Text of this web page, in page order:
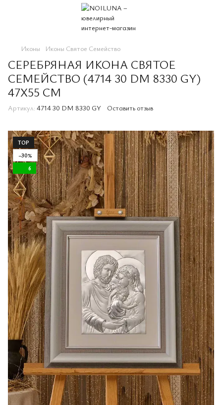
Иконы Иконы Святое Семейство
СЕРЕБРЯНАЯ ИКОНА СВЯТОЕ
СЕМЕЙСТВО (4714 30 DM 8330 GY)
47X55 СМ
Артикул: 4714 30 DM 8330 GY Оставить отзыв
TOP
−30%
6